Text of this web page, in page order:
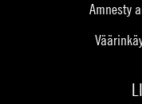
Amnesty